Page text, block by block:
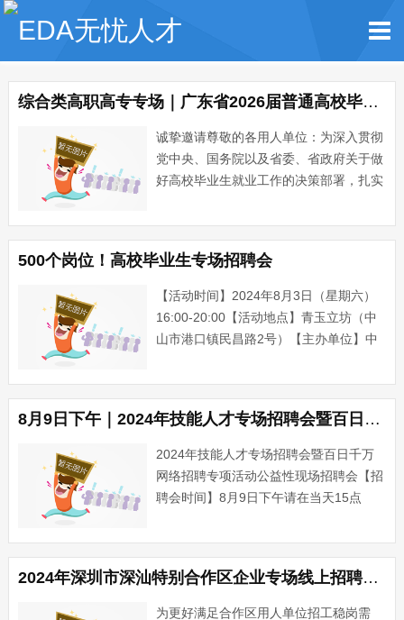
综合类高职高专专场｜广东省2026届普通高校毕业生系列供需对接活动
诚挚邀请尊敬的各用人单位：为深入贯彻
党中央、国务院以及省委、省政府关于做
好高校毕业生就业工作的决策部署，扎实
业生与用人单位双向选择交流平台，更好
地满足用人单位需求。我校定于2025年
11月28日（星期五···...
500个岗位！高校毕业生专场招聘会
【活动时间】2024年8月3日（星期六）
16:00-20:00【活动地点】青玉立坊（中
山市港口镇民昌路2号）【主办单位】中
办单位】共青团中山市港口镇委员会中山
市港口镇退役军人服务中心中山市港口镇
工商联(商···...
8月9日下午｜2024年技能人才专场招聘会暨百日千万网络招聘专项活动公益性现场招聘会
2024年技能人才专场招聘会暨百日千万
网络招聘专项活动公益性现场招聘会【招
聘会时间】8月9日下午请在当天15点
公益招聘、求职免费【招聘会地点】深圳
市龙岗区南湾街道东部星悦天地广场导
航：东部星悦天地地铁：3···...
2024年深圳市深汕特别合作区企业专场线上招聘会(第4期)
为更好满足合作区用人单位招工稳岗需